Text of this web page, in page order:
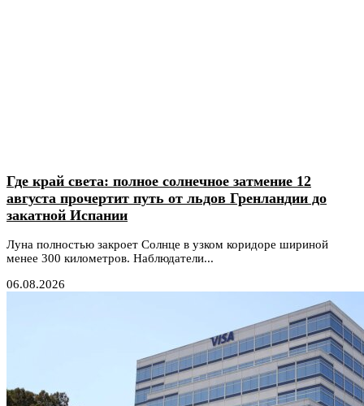
Где край света: полное солнечное затмение 12
августа прочертит путь от льдов Гренландии до
закатной Испании
Луна полностью закроет Солнце в узком коридоре шириной
менее 300 километров. Наблюдатели...
06.08.2026